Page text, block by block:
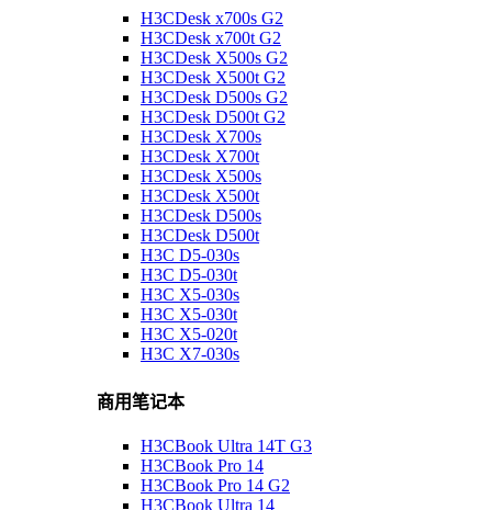
H3CDesk x700s G2
H3CDesk x700t G2
H3CDesk X500s G2
H3CDesk X500t G2
H3CDesk D500s G2
H3CDesk D500t G2
H3CDesk X700s
H3CDesk X700t
H3CDesk X500s
H3CDesk X500t
H3CDesk D500s
H3CDesk D500t
H3C D5-030s
H3C D5-030t
H3C X5-030s
H3C X5-030t
H3C X5-020t
H3C X7-030s
商用笔记本
H3CBook Ultra 14T G3
H3CBook Pro 14
H3CBook Pro 14 G2
H3CBook Ultra 14